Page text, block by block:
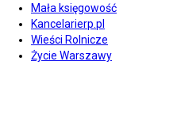
Mała księgowość
Kancelarierp.pl
Wieści Rolnicze
Życie Warszawy